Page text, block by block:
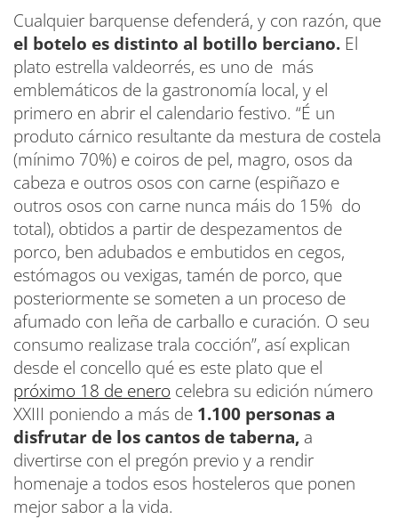
Cualquier barquense defenderá, y con razón, que
el botelo es distinto al botillo berciano. El
plato estrella valdeorrés, es uno de más
emblemáticos de la gastronomía local, y el
primero en abrir el calendario festivo. “É un
produto cárnico resultante da mestura de costela
(mínimo 70%) e coiros de pel, magro, osos da
cabeza e outros osos con carne (espiñazo e
outros osos con carne nunca máis do 15% do
total), obtidos a partir de despezamentos de
porco, ben adubados e embutidos en cegos,
estómagos ou vexigas, tamén de porco, que
posteriormente se someten a un proceso de
afumado con leña de carballo e curación. O seu
consumo realizase trala cocción”, así explican
desde el concello qué es este plato que el
próximo 18 de enero celebra su edición número
XXIII poniendo a más de 1.100 personas a
disfrutar de los cantos de taberna, a
divertirse con el pregón previo y a rendir
homenaje a todos esos hosteleros que ponen
mejor sabor a la vida.